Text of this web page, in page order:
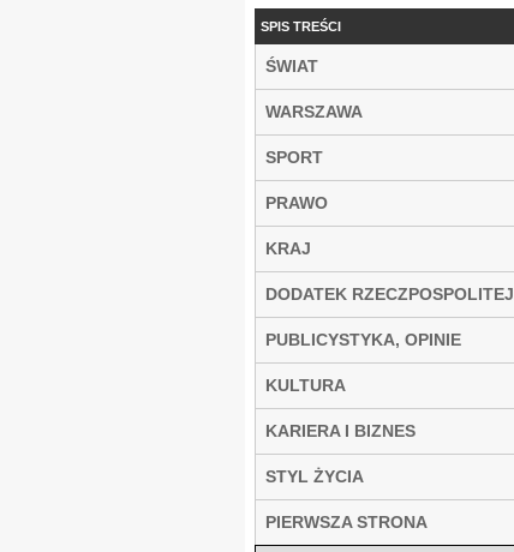
SPIS TREŚCI
ŚWIAT
WARSZAWA
SPORT
PRAWO
KRAJ
DODATEK RZECZPOSPOLITEJ
PUBLICYSTYKA, OPINIE
KULTURA
KARIERA I BIZNES
STYL ŻYCIA
PIERWSZA STRONA